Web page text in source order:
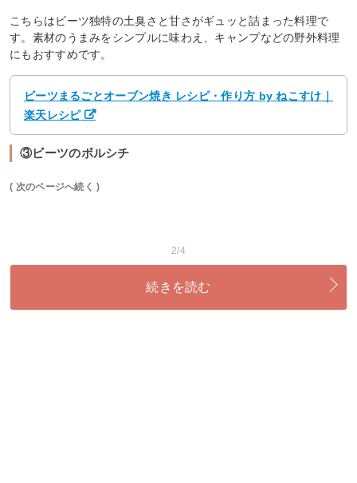
こちらはビーツ独特の土臭さと甘さがギュッと詰まった料理で
す。素材のうまみをシンプルに味わえ、キャンプなどの野外料理
にもおすすめです。
ビーツまるごとオーブン焼き レシピ・作り方 by ねこすけ｜
楽天レシピ
③ビーツのボルシチ
( 次のページへ続く )
2/4
続きを読む